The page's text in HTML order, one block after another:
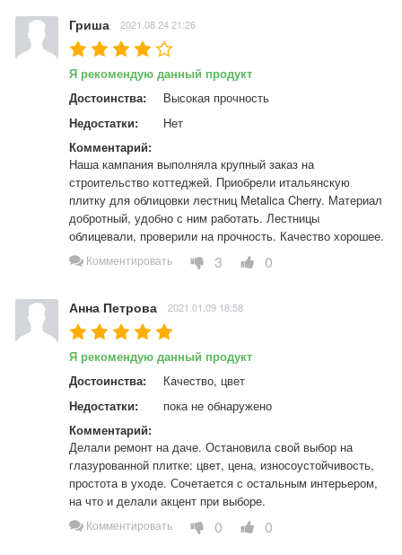
Гриша 2021.08.24 21:26
Я рекомендую данный продукт
Достоинства:
Высокая прочность
Недостатки:
Нет
Комментарий:
Наша кампания выполняла крупный заказ на
строительство коттеджей. Приобрели итальянскую
плитку для облицовки лестниц Metalica Cherry. Материал
добротный, удобно с ним работать. Лестницы
облицевали, проверили на прочность. Качество хорошее.
Комментировать 3 0
Анна Петрова 2021.01.09 18:58
Я рекомендую данный продукт
Достоинства:
Качество, цвет
Недостатки:
пока не обнаружено
Комментарий:
Делали ремонт на даче. Остановила свой выбор на
глазурованной плитке: цвет, цена, износоустойчивость,
простота в уходе. Сочетается с остальным интерьером,
на что и делали акцент при выборе.
Комментировать 0 0